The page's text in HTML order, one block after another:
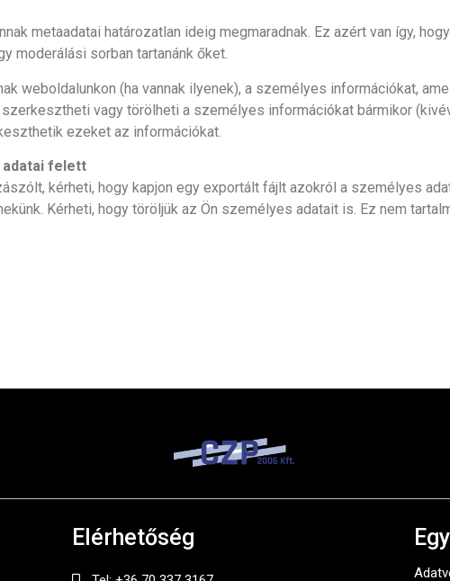
metaadatai határozatlan ideig megmaradnak. Ez azért van így,
moderálási sorban tartanánk őket.
weboldalunkon (ha vannak ilyenek), a személyes információkat,
vagy törölheti a személyes információkat bármikor
ezeket az információkat.
adatai felett
kérheti, hogy kapjon egy exportált fájlt azokról a személyes
Kérheti, hogy töröljük az Ön személyes adatait is. Ez nem
Elérhetőség